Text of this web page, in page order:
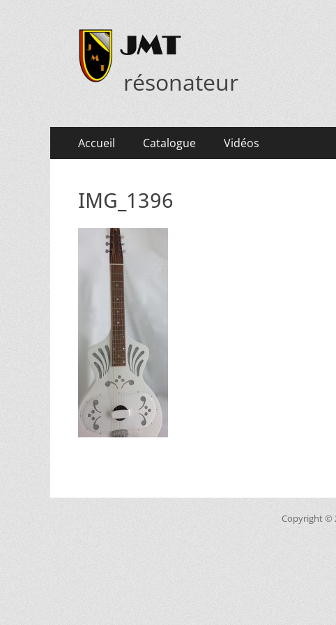
JMT
résonateur
Menu
principal
Accueil Catalogue Vidéos
IMG_1396
Copyright ©